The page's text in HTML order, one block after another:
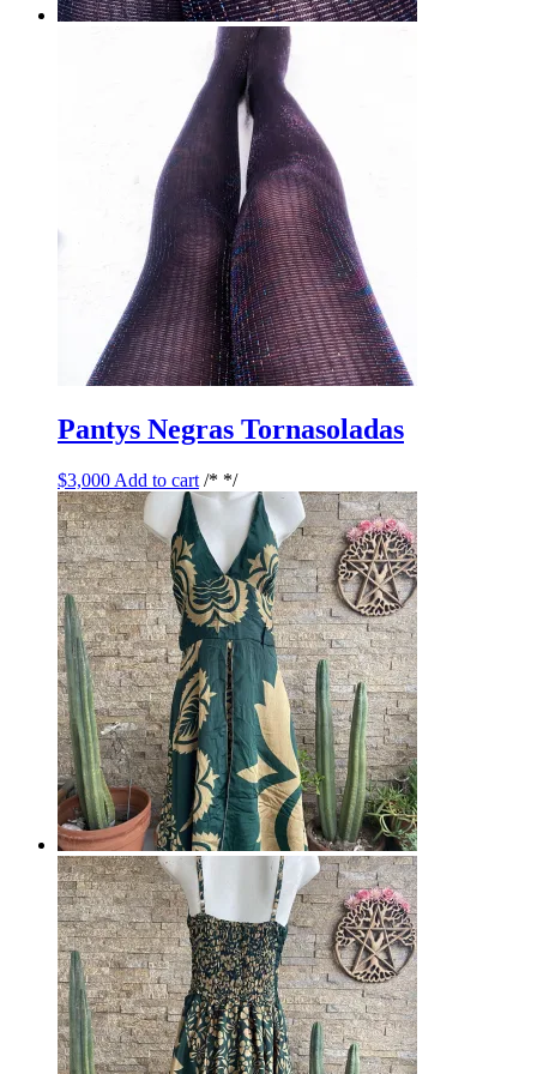
Pantys Negras Tornasoladas
$3,000 Add to cart /* */